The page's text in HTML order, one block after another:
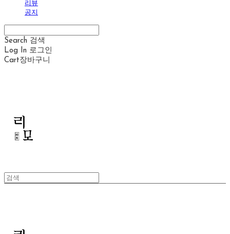
리뷰
공지
Search 검색
Log In 로그인
Cart장바구니